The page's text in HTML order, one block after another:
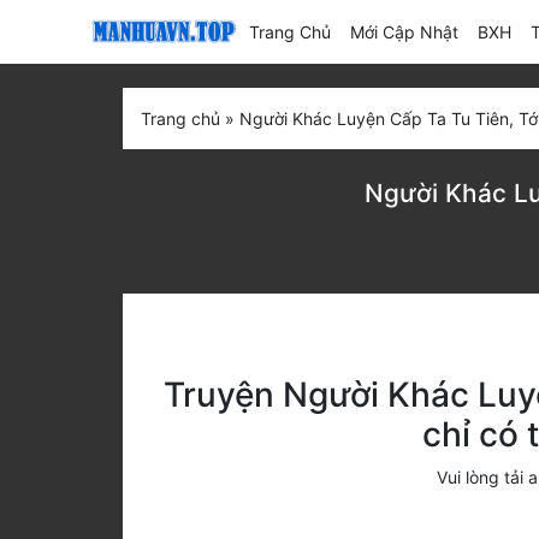
Trang Chủ Mới Cập Nhật(current)
BXH
Trang chủ » Người Khác Luyện Cấp Ta Tu Tiên,
Người Khác
Truyện Người Khác
chỉ có
Vui lòng tải